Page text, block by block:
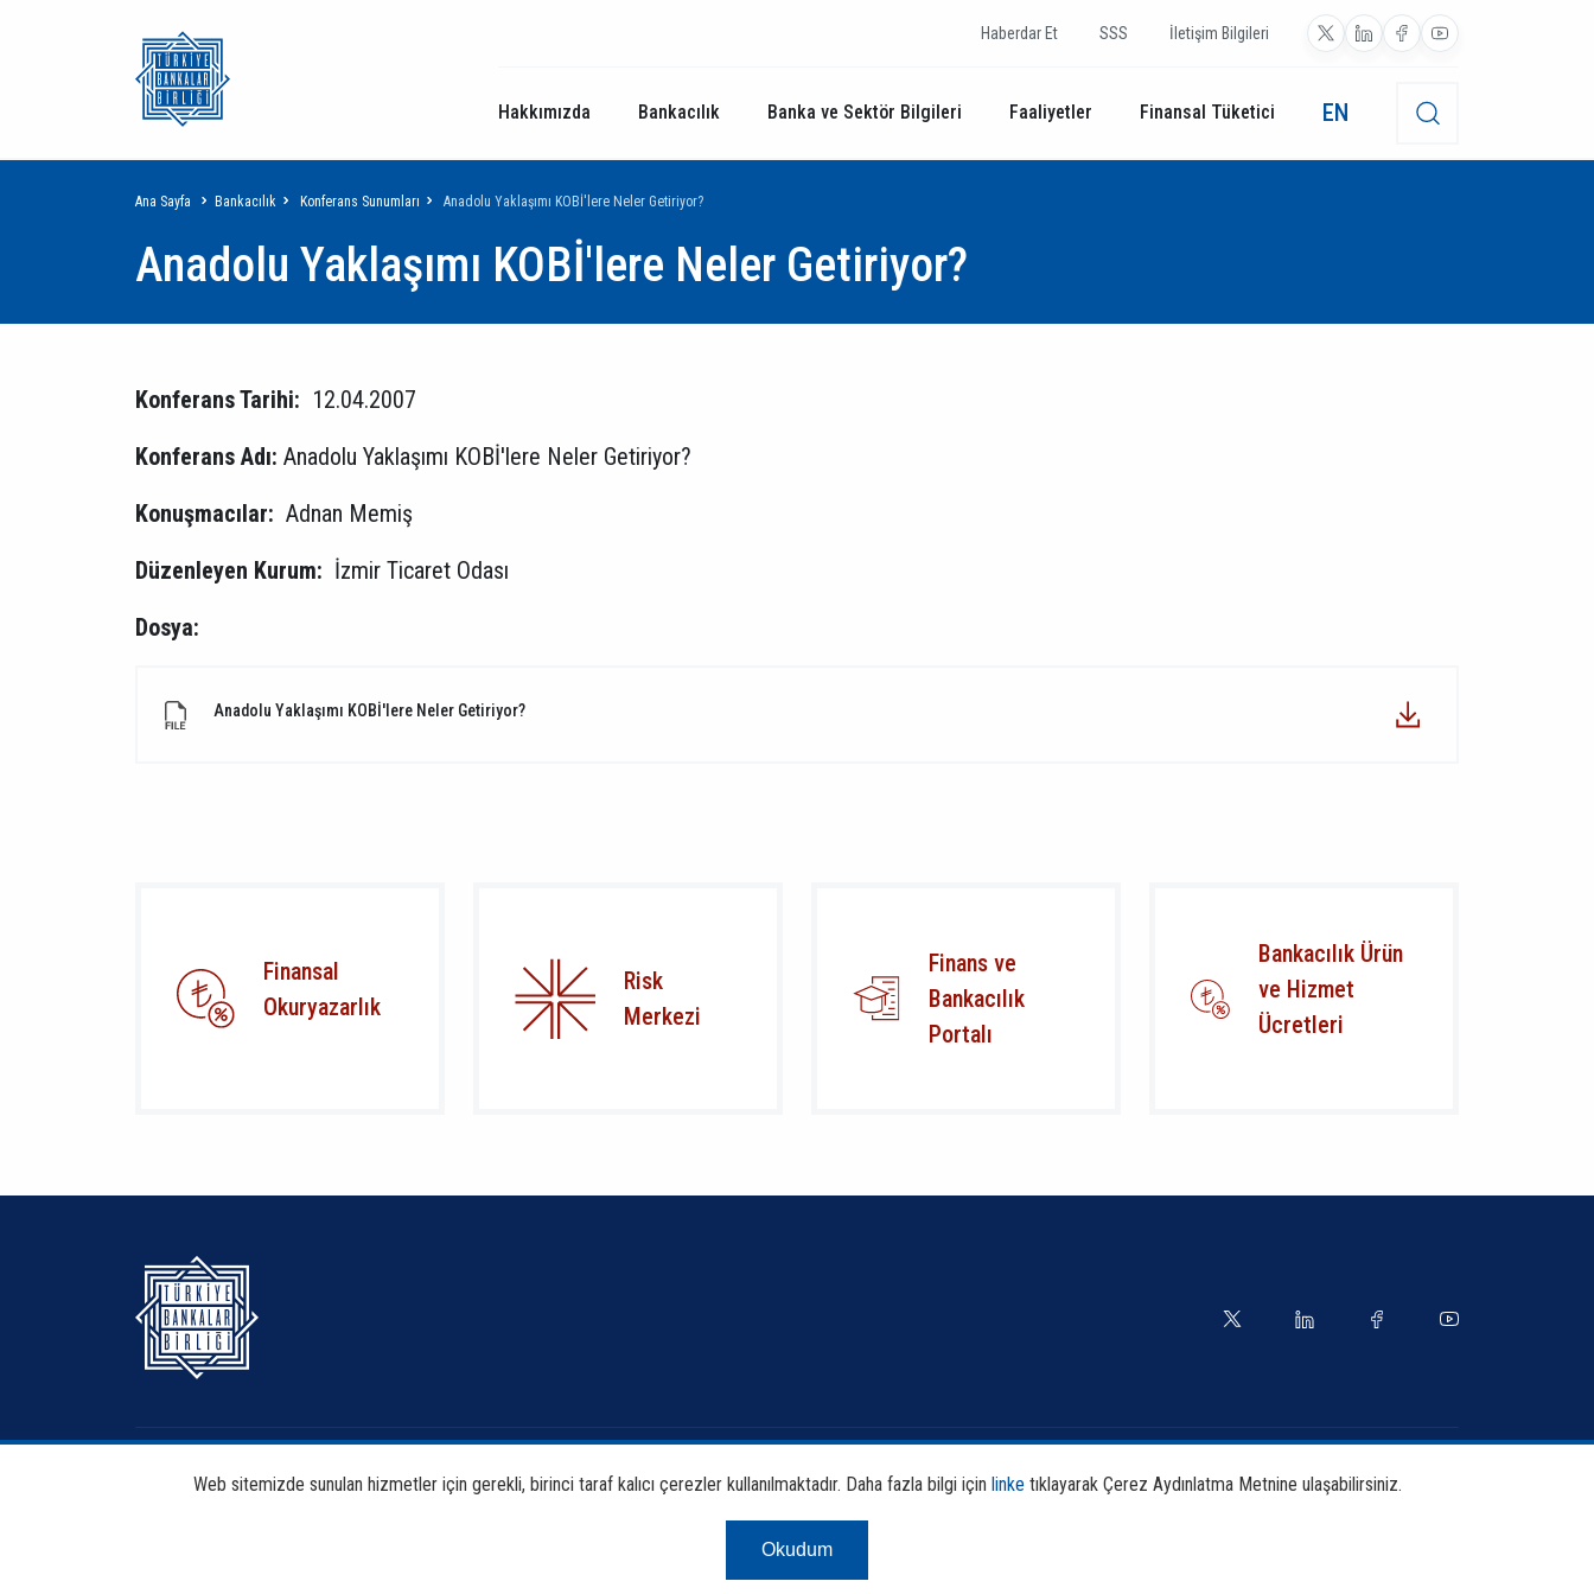
Haberdar Et SSS İletişim Bilgileri
Hakkımızda Bankacılık Banka ve Sektör Bilgileri Faaliyetler Finansal Tüketici EN
Sayfa
yolu
Ana Sayfa Bankacılık Konferans Sunumları Anadolu Yaklaşımı KOBİ'lere Neler Getiriyor?
Anadolu Yaklaşımı KOBİ'lere Neler Getiriyor?
Konferans Tarihi: 12.04.2007
Konferans Adı: Anadolu Yaklaşımı KOBİ'lere Neler Getiriyor?
Konuşmacılar: Adnan Memiş
Düzenleyen Kurum: İzmir Ticaret Odası
Dosya:
Anadolu Yaklaşımı KOBİ'lere Neler Getiriyor?
Finansal
Okuryazarlık
Risk
Merkezi
Finans ve
Bankacılık
Portalı
Bankacılık Ürün
ve Hizmet
Ücretleri
Hakkımızda Bankacılık Banka ve Sektör Bilgileri Faaliyetler Kılavuzlar
Sürdürülebilirlik
Web sitemizde sunulan hizmetler için gerekli, birinci taraf kalıcı çerezler kullanılmaktadır. Daha fazla bilgi için linke tıklayarak Çerez Aydınlatma Metnine ulaşabilirsiniz.
Okudum